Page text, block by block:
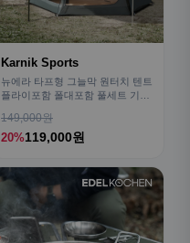
Karnik Sports
뉴에라 타프형 그늘막 원터치 텐트
플라이포함 폴대포함 풀세트 기본
149,000원
20%119,000원